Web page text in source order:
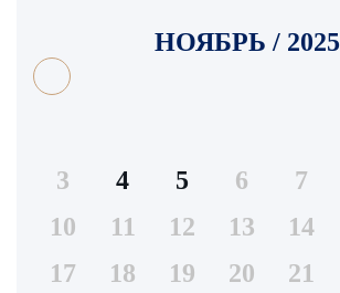
НОЯБРЬ / 2025
3
4 5 6 7
10
11 12 13 14
17
18 19 20 21